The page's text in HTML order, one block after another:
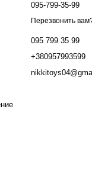
095-799-35-99
Перезвонить
095 799 35 99
+380957993599